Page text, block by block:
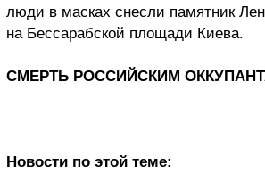
люди в масках снесли памятник
на Бессарабской площади Киева.
СМЕРТЬ РОССИЙСКИМ
Новости по этой теме: